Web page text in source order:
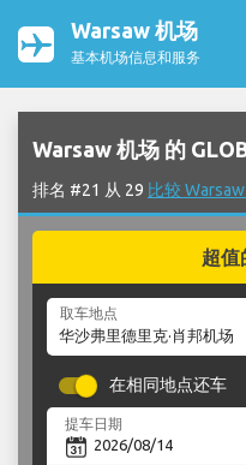
Warsaw 机场
基本机场信息和服务
Warsaw 机场 的
排名 #21 从 29 比较
超值
取车地点
在相同地点还车
提车日期